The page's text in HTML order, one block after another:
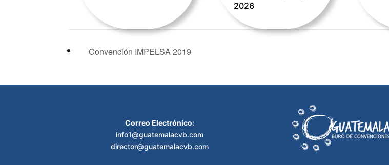
2026
Convención IMPELSA 2019
Correo Electrónico:
info1@guatemalacvb.com
director@guatemalacvb.com